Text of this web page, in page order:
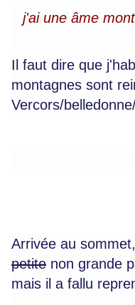
j'ai une âme
Il faut dire que
montagnes sont
Vercors/
Arrivée au
petite non grande
mais il a fallu